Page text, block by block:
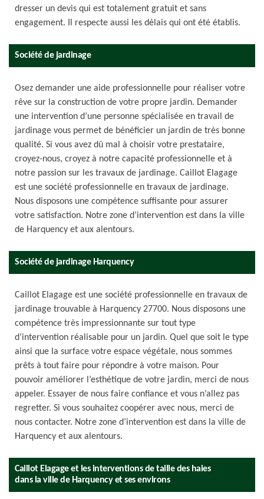
dresser un devis qui est totalement gratuit et sans
engagement. Il respecte aussi les délais qui ont été établis.
Société de jardinage
Osez demander une aide professionnelle pour réaliser votre
rêve sur la construction de votre propre jardin. Demander
une intervention d’une personne spécialisée en travail de
jardinage vous permet de bénéficier un jardin de très bonne
qualité. Si vous avez dû mal à choisir votre prestataire,
croyez-nous, croyez à notre capacité professionnelle et à
notre passion sur les travaux de jardinage. Caillot Elagage
est une société professionnelle en travaux de jardinage.
Nous disposons une compétence suffisante pour assurer
votre satisfaction. Notre zone d’intervention est dans la ville
de Harquency et aux alentours.
Société de jardinage Harquency
Caillot Elagage est une société professionnelle en travaux de
jardinage trouvable à Harquency 27700. Nous disposons une
compétence très impressionnante sur tout type
d’intervention réalisable pour un jardin. Quel que soit le type
ainsi que la surface votre espace végétale, nous sommes
prêts à tout faire pour répondre à votre maison. Pour
pouvoir améliorer l’esthétique de votre jardin, merci de nous
appeler. Essayer de nous faire confiance et vous n’allez pas
regretter. Si vous souhaitez coopérer avec nous, merci de
nous contacter. Notre zone d’intervention est dans la ville de
Harquency et aux alentours.
Caillot Elagage et les interventions de taille des haies
dans la ville de Harquency et ses environs